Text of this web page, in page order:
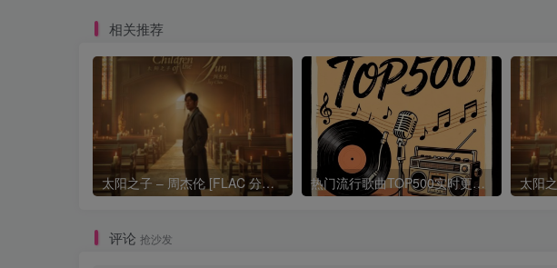
相关推荐
太阳之子 – 周杰伦 [FLAC 分轨 192Khz 24bit] 热门流行歌曲TOP500实时更新192khz/24bit【母带音质】
评论 抢沙发